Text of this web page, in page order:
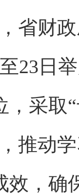
省财
23日
，采取
推动
效，确